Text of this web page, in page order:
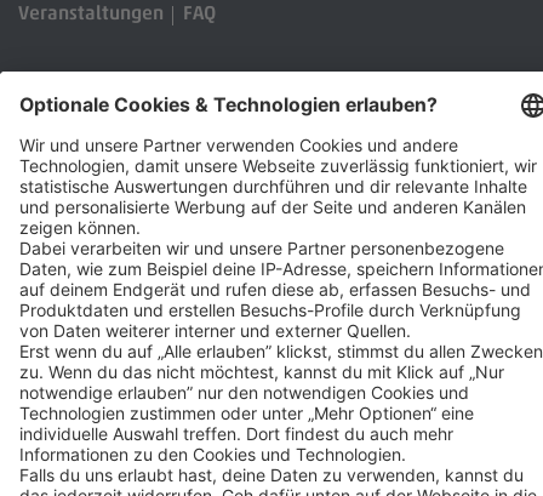
Veranstaltungen
FAQ
Sitemap
Ein Unternehmen der